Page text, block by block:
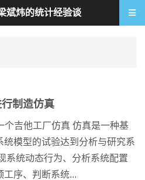
制造仿真
个吉他工厂仿真 仿真是一种基
模型的试验达到分析与研究系
系统动态行为、分析系统配置
工序、判断系统...
斌炜的统计经验谈